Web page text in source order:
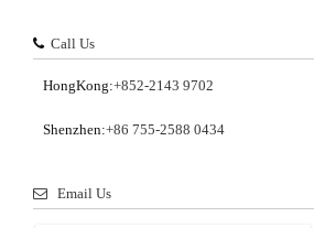
Call Us
HongKong:+852-2143 9702
Shenzhen:+86 755-2588 0434
Email Us